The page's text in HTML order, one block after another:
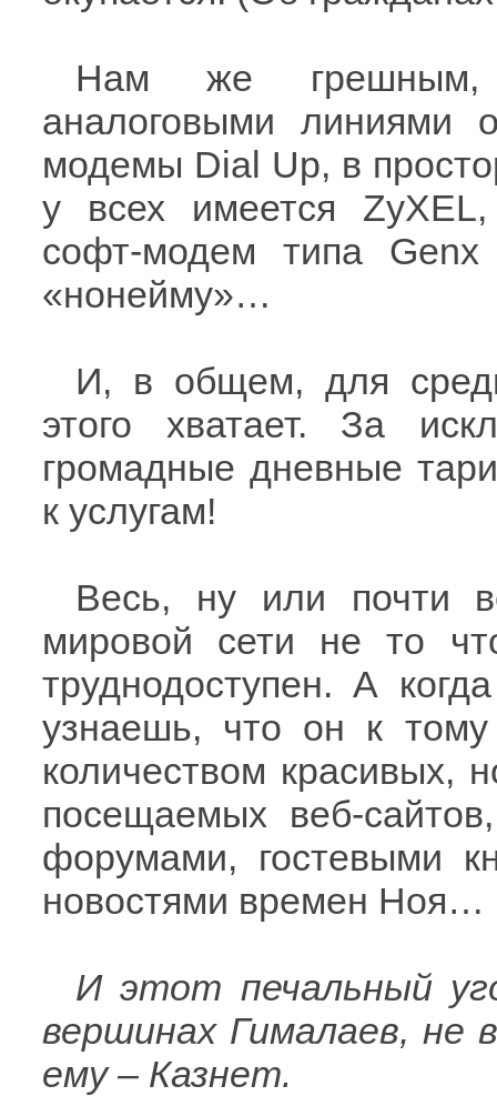
Нам же грешным,
аналоговыми линиями
модемы Dial Up, в
у всех имеется
софт-модем типа Genx
«нонейму»…
И, в общем, для
этого хватает. За
громадные дневные
к услугам!
Весь, ну или почти
мировой сети не то
труднодоступен. А
узнаешь, что он к
количеством красивых,
посещаемых веб-
форумами, гостевыми
новостями времен Ноя…
И этот печальный
вершинах Гималаев, не
ему – Казнет.